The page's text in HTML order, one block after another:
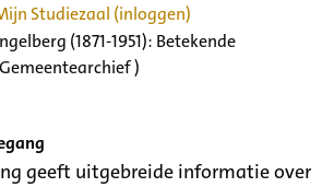
Studiezaal (inloggen)
(1871-1951): Betekende
)
geeft uitgebreide informatie over